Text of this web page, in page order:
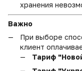
хранения
Важно
При выборе
клиент
Тариф